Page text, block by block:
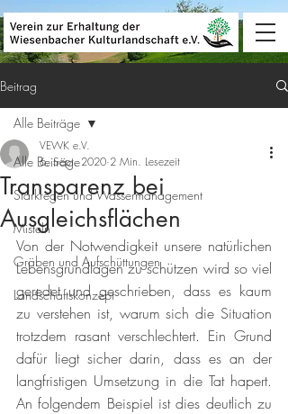
Beitrag
Alle Beiträge
Starkregen und Wassermanagement
Misteln
Gräben und Aufschüttungen
Landschaftskonzept
Alle Beiträge
Transparenz bei
Ausgleichsflächen
VEWK e.V.
6. Sept. 2020 2 Min. Lesezeit
Von der Notwendigkeit unsere natürlichen
Lebensgrundlagen zu schützen wird so viel
geredet und geschrieben, dass es kaum
zu verstehen ist, warum sich die Situation
trotzdem rasant verschlechtert. Ein Grund
dafür liegt sicher darin, dass es an der
langfristigen Umsetzung in die Tat hapert.
An folgendem Beispiel ist dies deutlich zu